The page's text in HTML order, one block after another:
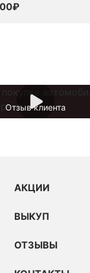
Отзыв клиента
АКЦИИ
ВЫКУП
ОТЗЫВЫ